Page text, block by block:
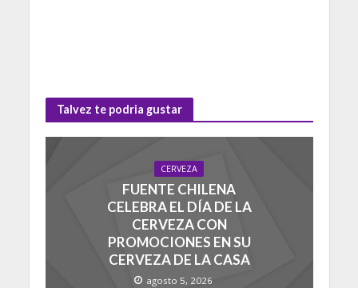
Talvez te podria gustar
CERVEZA
FUENTE CHILENA
CELEBRA EL DÍA DE LA
CERVEZA CON
PROMOCIONES EN SU
CERVEZA DE LA CASA
agosto 5, 2026